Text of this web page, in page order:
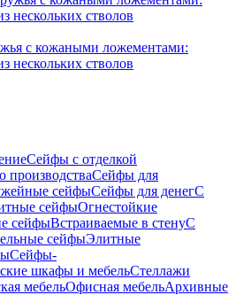
с кожаными ложементами:
нескольких стволов
Сейфы с отделкой
производстваСейфы для
сейфыСейфы для денегС
сейфыОгнестойкие
сейфыВстраиваемые в стенуС
сейфыЭлитные
Сейфы-
шкафы и мебельСтеллажи
мебельОфисная мебельАрхивные